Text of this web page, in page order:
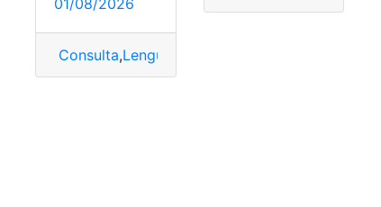
Gestión
01/08/2026
Consulta,Lengua